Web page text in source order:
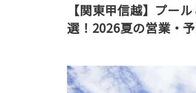
【関東甲信越】プー
選！2026夏の営業・